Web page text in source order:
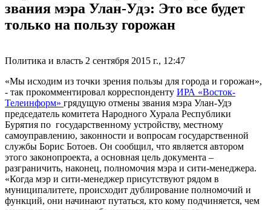
звания мэра Улан-Удэ: Это все будет
только на пользу горожан
Политика и власть 2 сентября 2015 г., 12:47
«Мы исходим из точки зрения пользы для города и горожан»,
- так прокомментировал корреспонденту ИРА «Восток-
Телеинформ» грядущую отмены звания мэра Улан-Удэ
председатель комитета Народного Хурала Республики
Бурятия по государственному устройству, местному
самоуправлению, законности и вопросам государственной
службы Борис Ботоев. Он сообщил, что является автором
этого законопроекта, а основная цель документа –
разграничить, наконец, полномочия мэра и сити-менеджера.
«Когда мэр и сити-менеджер присутствуют рядом в
муниципалитете, происходит дублирование полномочий и
функций, они начинают путаться, кто кому подчиняется, чем